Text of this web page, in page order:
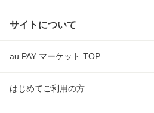
サイトについて
au PAY マーケット TOP
はじめてご利用の方